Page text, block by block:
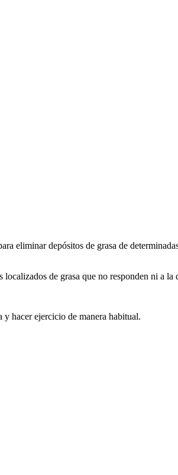
eliminar depósitos de grasa de
de grasa que no responden ni a la
y hacer ejercicio de manera habitual.